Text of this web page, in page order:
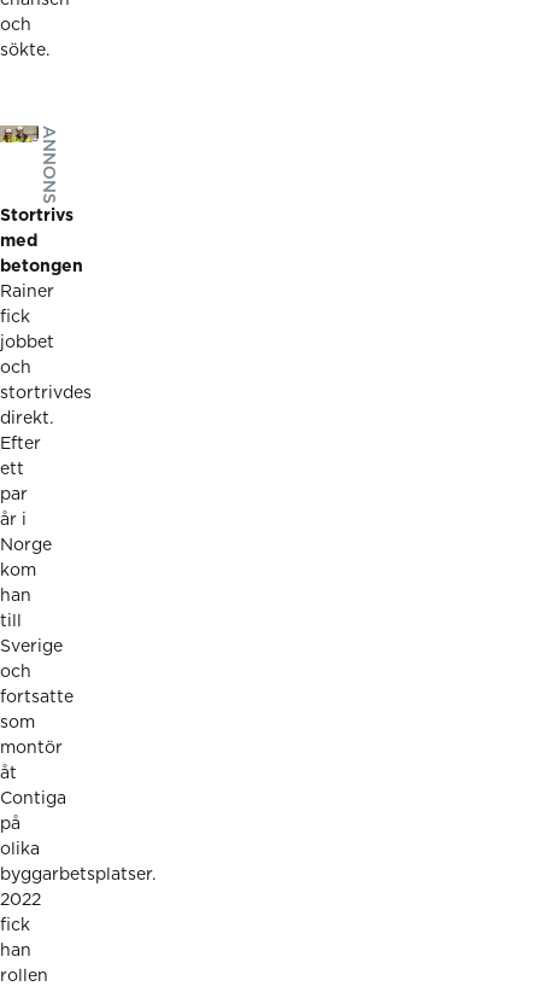
och
sökte.
ANNONS
Stortrivs
med
betongen
Rainer
fick
jobbet
och
stortrivdes
direkt.
Efter
ett
par
år i
Norge
kom
han
till
Sverige
och
fortsatte
som
montör
åt
Contiga
på
olika
byggarbetsplatser.
2022
fick
han
rollen